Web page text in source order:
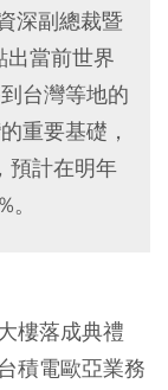
深副總裁暨
當前世界
台灣等地的
重要基礎，
預計在明年
樓落成典禮
積電歐亞業務